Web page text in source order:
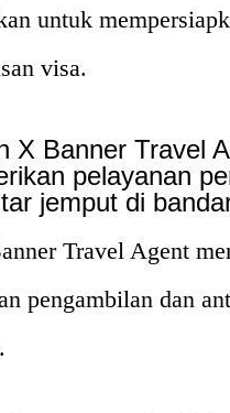
untuk
visa.
X Banner Travel
pelayanan
jemput di
Travel Agent
pengambilan dan